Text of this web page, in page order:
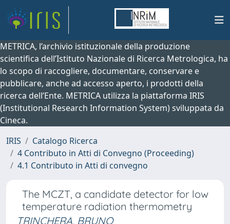
METRICA, l’archivio istituzionale della produzione
scientifica dell’Istituto Nazionale di Ricerca Metrologica, ha
lo scopo di raccogliere, documentare, conservare e
pubblicare, anche ad accesso aperto, i prodotti della
ricerca dell’Ente. METRICA utilizza la piattaforma IRIS
(Institutional Research Information System) sviluppata da
Cineca.
IRIS
Catalogo Ricerca
4 Contributo in Atti di Convegno (Proceeding)
4.1 Contributo in Atti di convegno
The MCZT, a candidate detector for low
temperature radiation thermometry
TRINCHERA, BRUNO